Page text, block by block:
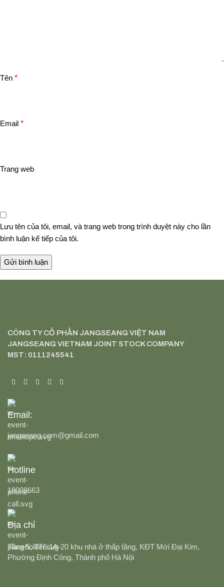
Tên *
Email *
Trang web
Lưu tên của tôi, email, và trang web trong trình duyệt này cho lần
bình luận kế tiếp của tôi.
CÔNG TY CỔ PHẦN JANGSEANG VIỆT NAM
JANGSEANG VIETNAM JOINT STOCK COMPANY
MST: 0111245541
Email:
jangseang.com@gmail.com
Hotline
19008663
Địa chỉ
Tầng 5, TT6.1A-20 khu nhà ở thấp tầng, KĐT Mới Đại Kim,
Phường Định Công, Thành phố Hà Nội